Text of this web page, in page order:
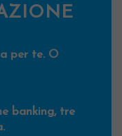
per te. O
banking, tre